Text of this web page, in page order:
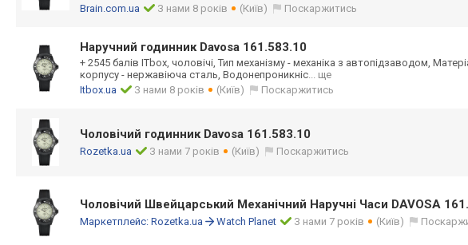
Brain.com.ua
З нами 8 років (Київ) Поскаржитись
Наручний годинник Davosa 161.583.10
+ 2545 балів ITbox, чоловічі, Тип механізму - механіка з автопідзаводом,
корпусу - нержавіюча сталь, Водонепроникніс... ще
Itbox.ua
З нами 8 років (Київ) Поскаржитись
Чоловічий годинник Davosa 161.583.10
Rozetka.ua З нами 7 років (Київ) Поскаржитись
Чоловічий Швейцарський Механічний Наручні Часи DAVOSA
Маркетплейс: Rozetka.ua Watch Planet З нами 7 років (Київ)